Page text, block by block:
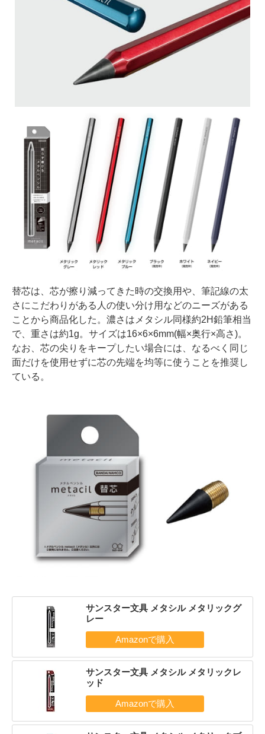
替芯は、芯が擦り減ってきた時の交換用や、筆記線の太
さにこだわりがある人の使い分け用などのニーズがある
ことから商品化した。濃さはメタシル同様約2H鉛筆相当
で、重さは約1g。サイズは16×6×6mm(幅×奥行×高さ)。
なお、芯の尖りをキープしたい場合には、なるべく同じ
面だけを使用せずに芯の先端を均等に使うことを推奨し
ている。
サンスター文具 メタシル メタリックグ
レー
サンスター文具 メタシル メタリックレ
ッド